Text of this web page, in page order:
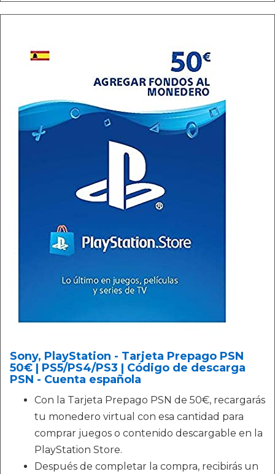
Sony, PlayStation - Tarjeta Prepago PSN
50€ | PS5/PS4/PS3 | Código de descarga
PSN - Cuenta española
Con la Tarjeta Prepago PSN de 50€, recargarás
tu monedero virtual con esa cantidad para
comprar juegos o contenido descargable en la
PlayStation Store.
Después de completar la compra, recibirás un